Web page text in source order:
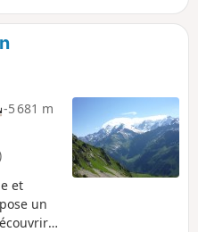
-5 681 m
et
un